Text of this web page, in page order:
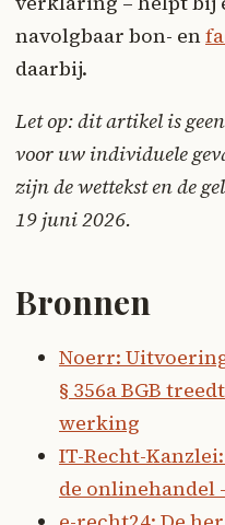
navolgbaar bon- en
daarbij.
Let op: dit artikel is
voor uw individuele
zijn de wettekst en de
19 juni 2026.
Bronnen
Noerr:
§ 356a BGB
werking
IT-Recht-
de onlinehandel